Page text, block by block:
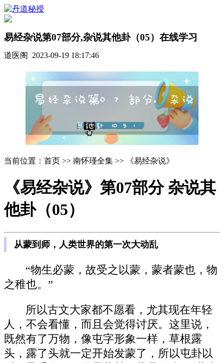
易经杂说第07部分,杂说其他卦（05）在线学习
道医阁 2023-09-19 18:17:46
当前位置：首页 >> 南怀瑾全集 >> 《易经杂说》
《易经杂说》第07部分 杂说其
他卦（05）
从蒙到师，人类世界的第一次大动乱
“物生必蒙，故受之以蒙，蒙者蒙也，物
之稚也。”
所以古文大家都不愿看，尤其现在年轻
人，不会看懂，而且会觉得讨厌。这里说，
既然有了万物，像屯字形象一样，草根露
头，露了头就一定开始发蒙了，所以屯卦以